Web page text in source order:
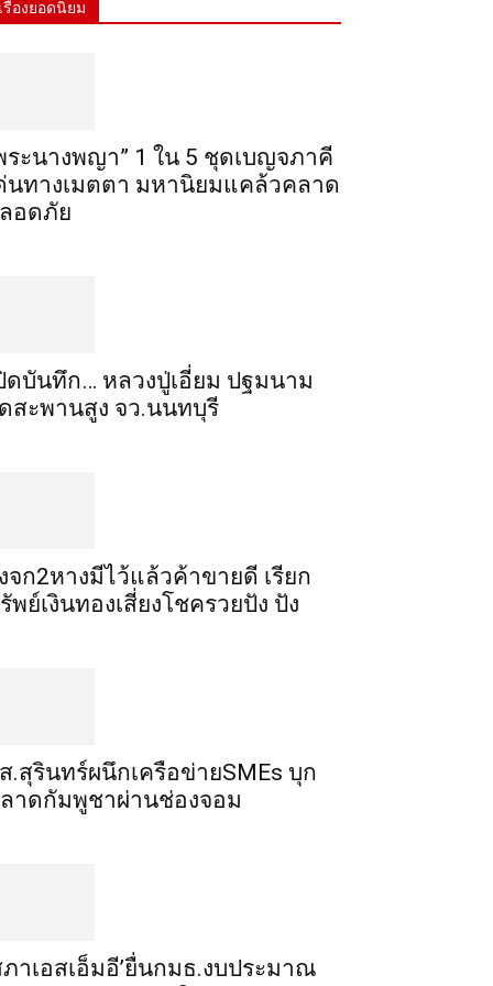
เรื่องยอดนิยม
ระ​นาง​พญา” 1 ใน 5​ ชุดเบญจ​ภาคี​
นทางเมตตา​ มหา​นิยม​แคล้วคลาด​
อดภัย​
ดบันทึก… หลวงปู่เอี่ยม ​ปฐม​นาม​
สะพานสูง​ จว.นนทบุรี
จก​2​หาง​มีไว้แล้ว​ค้าขาย​ดี​ เรียก​
พย์เงินทอง​เสี่ยงโชค​รวยปัง​ ปัง​
.สุรินทร์ผนึกเครือข่ายSMEs บุก
าดกัมพูชาผ่านช่องจอม
ภาเอสเอ็มอี’ยื่นกมธ.งบประมาณ